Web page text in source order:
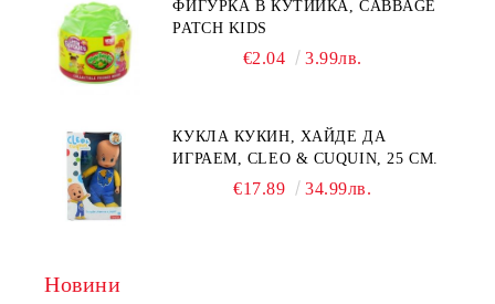
ФИГУРКА В КУТИЙКА, CABBAGE
PATCH KIDS
€2.04 3.99лв.
КУКЛА КУКИН, ХАЙДЕ ДА
ИГРАЕМ, CLEO & CUQUIN, 25 СМ.
€17.89 34.99лв.
Новини